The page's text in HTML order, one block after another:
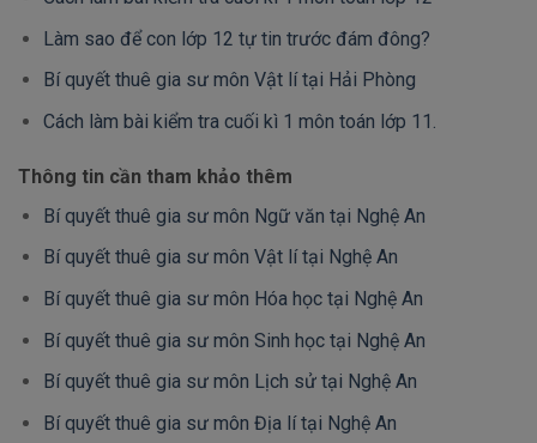
Làm sao để con lớp 12 tự tin trước đám đông?
Bí quyết thuê gia sư môn Vật lí tại Hải Phòng
Cách làm bài kiểm tra cuối kì 1 môn toán lớp 11.
Thông tin cần tham khảo thêm
Bí quyết thuê gia sư môn Ngữ văn tại Nghệ An
Bí quyết thuê gia sư môn Vật lí tại Nghệ An
Bí quyết thuê gia sư môn Hóa học tại Nghệ An
Bí quyết thuê gia sư môn Sinh học tại Nghệ An
Bí quyết thuê gia sư môn Lịch sử tại Nghệ An
Bí quyết thuê gia sư môn Địa lí tại Nghệ An